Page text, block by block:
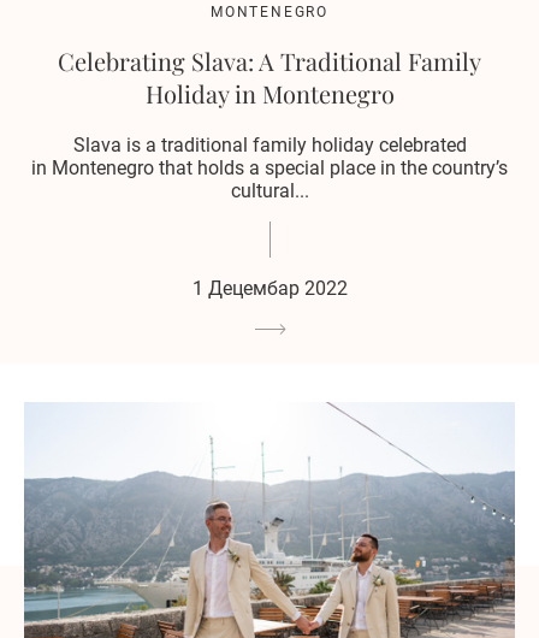
MONTENEGRO
Celebrating Slava: A Traditional Family
Holiday in Montenegro
Slava is a traditional family holiday celebrated
in Montenegro that holds a special place in the country’s
cultural...
1 Децембар 2022